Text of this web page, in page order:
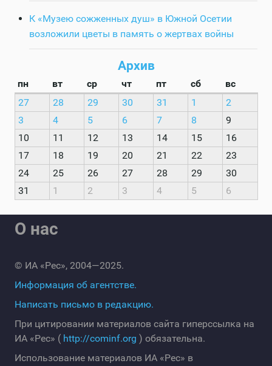
К «Музею сожженных душ» в Южной Осетии
возложили цветы в память о жертвах войны
Архив
пн вт ср чт пт сб
вс
27
28 29 30 31 1
2
3
4 5 6 7 8
9
10
11 12 13 14 15
16
17
18 19 20 21 22
23
24
25 26 27 28 29
30
31
1 2 3 4 5 6
О нас
© ИА «Рес», 2004—2025.
Информация об агентстве.
Написать письмо в редакцию.
При цитировании материалов сайта гиперссылка на
ИА «Рес» ( http://cominf.org ) обязательна.
Использование материалов ИА «Рес» в